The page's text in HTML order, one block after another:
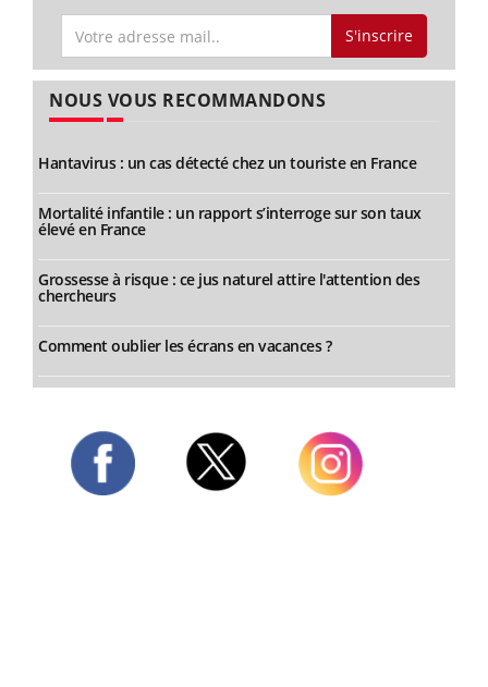
S'inscrire
NOUS VOUS RECOMMANDONS
Hantavirus : un cas détecté chez un touriste en France
Mortalité infantile : un rapport s’interroge sur son taux
élevé en France
Grossesse à risque : ce jus naturel attire l'attention des
chercheurs
Comment oublier les écrans en vacances ?